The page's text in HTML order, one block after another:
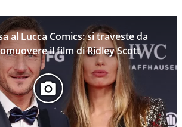
al Lucca Comics: si traveste da
il film di Ridley Scott